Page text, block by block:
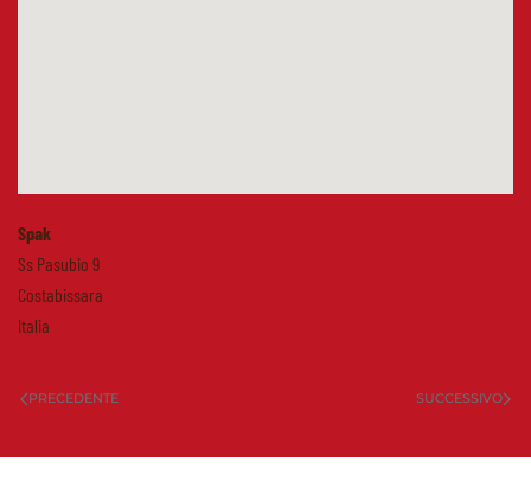
Spak
Ss Pasubio 9
Costabissara
Italia
PRECEDENTE SUCCESSIVO